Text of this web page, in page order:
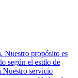
Nuestro propósito es
según el estilo de
servicio